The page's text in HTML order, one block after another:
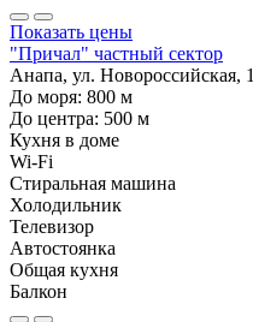
Показать цены
"Причал" частный сектор
Анапа, ул. Новороссийская,
До моря: 800 м
До центра: 500 м
Кухня в доме
Wi-Fi
Стиральная машина
Холодильник
Телевизор
Автостоянка
Общая кухня
Балкон